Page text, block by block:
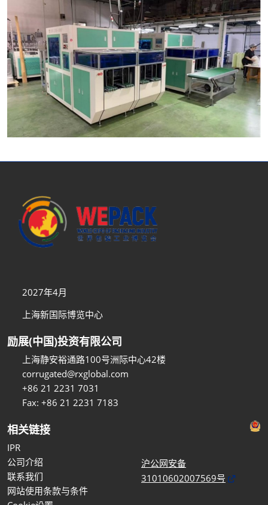
2027年4月
上海新国际博览中心
励展(中国)投资有限公司
上海静安裕通路100号洲际中心42楼
corrugated@rxglobal.com
+86 21 2231 7031
Fax: +86 21 2231 7183
相关链接
IPR
公司介绍
联系我们
网站使用条款与条件
沪公网安备
31010602007569号